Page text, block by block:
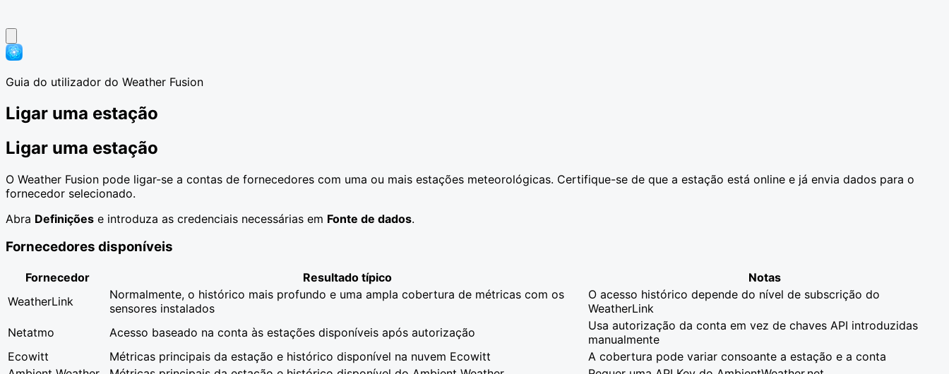
Guia do utilizador do Weather Fusion
Ligar uma estação
Ligar uma estação
O Weather Fusion pode ligar-se a contas de fornecedores com uma ou mais estações meteorológicas. Certifique-se de que a estação está online e já envia dados para o
fornecedor selecionado.
Abra Definições e introduza as credenciais necessárias em Fonte de dados.
Fornecedores disponíveis
Fornecedor Resultado típico
Notas
WeatherLink
Normalmente, o histórico mais profundo e uma ampla cobertura de métricas com os
sensores instalados
O acesso histórico depende do nível de subscrição do
WeatherLink
Netatmo
Acesso baseado na conta às estações disponíveis após autorização
Usa autorização da conta em vez de chaves API introduzidas
manualmente
Ecowitt
Métricas principais da estação e histórico disponível na nuvem Ecowitt
A cobertura pode variar consoante a estação e a conta